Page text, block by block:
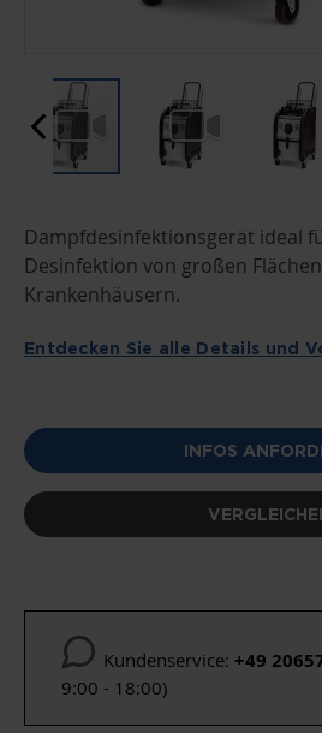
ANFANG
DER
BILDGALERIE
SPRINGEN
Dampfdesinfektionsgerät ideal
Desinfektion von großen
Krankenhäusern.
Entdecken Sie alle Details und
INFOS
Kundenservice: +49
9:00 - 18:00)